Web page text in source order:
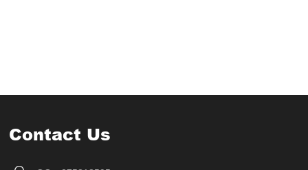
Contact Us